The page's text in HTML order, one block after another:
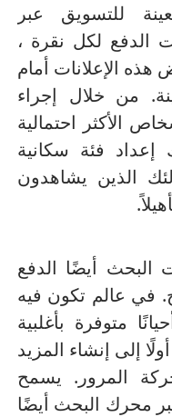
للتسويق عبر
الدفع لكل نقرة ،
الإعلانات أمام
من خلال إجراء
الأكثر احتمالية
إعداد فئة سكانية
الذين يشاهدون
أيضًا الدفع
في عالم تكون فيه
متوفرة بأغلبية
إلى إنشاء المزيد
المرور. يسمح
محرك البحث أيضًا